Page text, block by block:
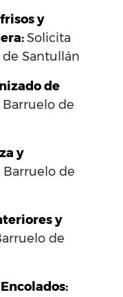
y
Solicita
Santullán
de
de
y
de
y
de